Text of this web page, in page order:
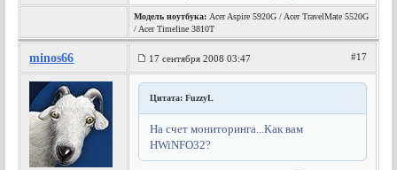
Модель ноутбука: Acer Aspire 5920G / Acer TravelMate 5520G
/ Acer Timeline 3810T
minos66 17 сентября 2008 03:47 #17
Цитата: FuzzyL
На счет мониторинга...Как вам
HWiNFO32?